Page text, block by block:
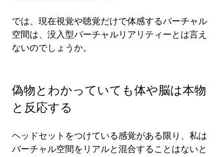
では、現在視覚や聴覚だけで体感するバーチャル
空間は、没入型バーチャルリアリティーとは言え
ないのでしょうか。
偽物とわかっていても体や脳は本物
と反応する
ヘッドセットをつけている感覚がある限り、私は
バーチャル空間をリアルと混合することはないと